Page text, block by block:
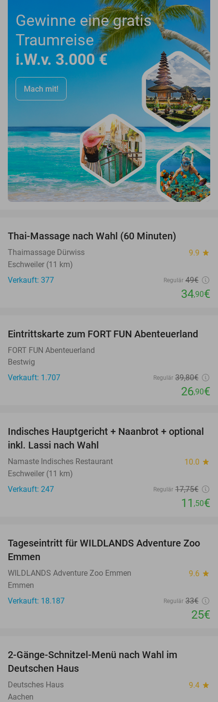
Gewinne eine gratis
Traumreise
i.W.v. 3.000 €
Mach mit!
Thai-Massage nach Wahl (60 Minuten)
Thaimassage Dürwiss 9.9 star
Eschweiler (11 km)
Verkauft: 377
Regulär 49€
34,90€
32%
Eintrittskarte zum FORT FUN Abenteuerland
FORT FUN Abenteuerland
Bestwig
Verkauft: 1.707
Regulär 39,80€
26,90€
35%
Indisches Hauptgericht + Naanbrot + optional
inkl. Lassi nach Wahl
Namaste Indisches Restaurant 10.0 star
Eschweiler (11 km)
Verkauft: 247
Regulär 17,75€
11 ,50€
24%
Tageseintritt für WILDLANDS Adventure Zoo
Emmen
WILDLANDS Adventure Zoo Emmen 9.6 star
Emmen
Verkauft: 18.187
Regulär 33€
25€
2-Gänge-Schnitzel-Menü nach Wahl im
Deutschen Haus
Deutsches Haus 9.4 star
Aachen